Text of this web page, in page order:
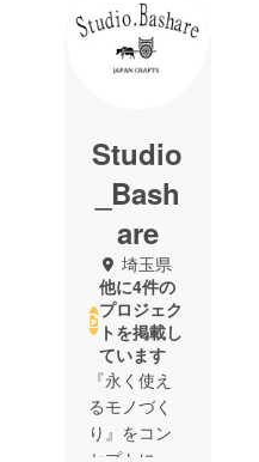
Studio
_Bash
are
埼玉県
他に4件の
プロジェク
トを掲載し
ています
『永く使え
るモノづく
り』をコン